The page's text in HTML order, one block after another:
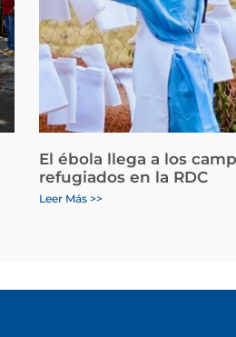
El ébola llega a los
refugiados en la RDC
Leer Más >>